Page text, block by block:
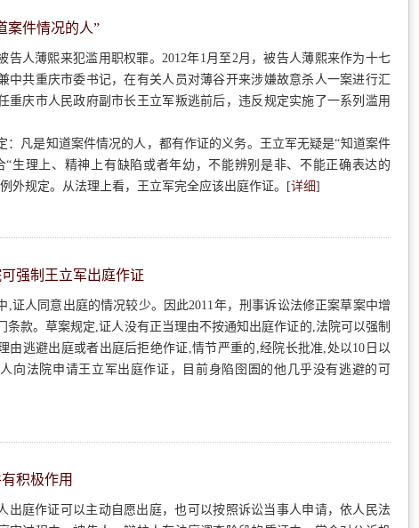
案件情况的人”
告人薄熙来犯滥用职权罪。2012年1月至2月，被告人薄熙来作为十七
中共重庆市委书记，在有关人员对薄谷开来涉嫌故意杀人一案进行汇
重庆市人民政府副市长王立军叛逃前后，违反规定实施了一系列滥用
：凡是知道案件情况的人，都有作证的义务。王立军无疑是“知道案件
“生理上、精神上有缺陷或者年幼，不能辨别是非、不能正确表达的
外规定。从法理上看，王立军完全应该出庭作证。[详细]
强制王立军出庭作证
,证人同意出庭的情况较少。因此2011年，刑事诉讼法修正案草案中增
条款。草案规定,证人没有正当理由不按通知出庭作证的,法院可以强制
由逃避出庭或者出庭后拒绝作证,情节严重的,经院长批准,处以10日以
向法院申请王立军出庭作证，目前身陷囹圄的他几乎没有逃避的可
积极作用
出庭作证可以主动自愿出庭，也可以按照诉讼当事人申请，依人民法